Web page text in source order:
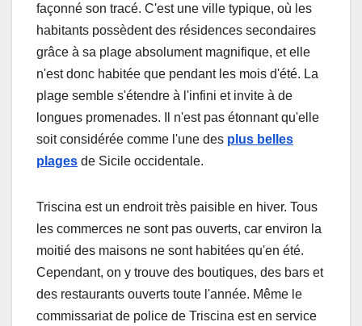
façonné son tracé. C'est une ville typique, où les
habitants possèdent des résidences secondaires
grâce à sa plage absolument magnifique, et elle
n'est donc habitée que pendant les mois d'été. La
plage semble s'étendre à l'infini et invite à de
longues promenades. Il n'est pas étonnant qu'elle
soit considérée comme l'une des plus belles
plages de Sicile occidentale.
Triscina est un endroit très paisible en hiver. Tous
les commerces ne sont pas ouverts, car environ la
moitié des maisons ne sont habitées qu'en été.
Cependant, on y trouve des boutiques, des bars et
des restaurants ouverts toute l'année. Même le
commissariat de police de Triscina est en service